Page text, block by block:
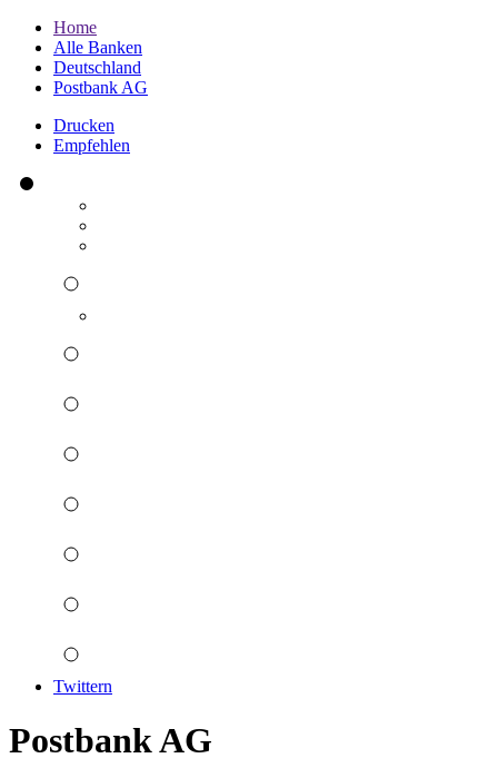
Home
Alle Banken
Deutschland
Postbank AG
Drucken
Empfehlen
Twittern
Postbank AG